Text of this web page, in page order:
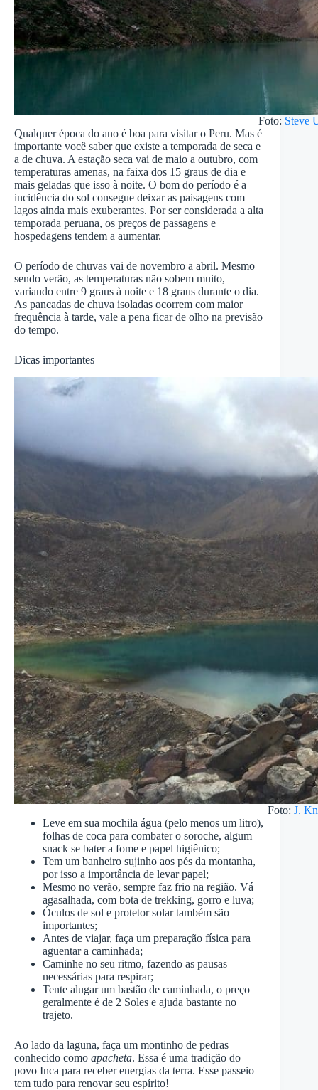
Foto: Steve
Qualquer época do ano é boa para visitar o Peru. Mas é
importante você saber que existe a temporada de seca e
a de chuva. A estação seca vai de maio a outubro, com
temperaturas amenas, na faixa dos 15 graus de dia e
mais geladas que isso à noite. O bom do período é a
incidência do sol consegue deixar as paisagens com
lagos ainda mais exuberantes. Por ser considerada a alta
temporada peruana, os preços de passagens e
hospedagens tendem a aumentar.
O período de chuvas vai de novembro a abril. Mesmo
sendo verão, as temperaturas não sobem muito,
variando entre 9 graus à noite e 18 graus durante o dia.
As pancadas de chuva isoladas ocorrem com maior
frequência à tarde, vale a pena ficar de olho na previsão
do tempo.
Dicas importantes
Foto: J.
Leve em sua mochila água (pelo menos um litro),
folhas de coca para combater o soroche, algum
snack se bater a fome e papel higiênico;
Tem um banheiro sujinho aos pés da montanha,
por isso a importância de levar papel;
Mesmo no verão, sempre faz frio na região. Vá
agasalhada, com bota de trekking, gorro e luva;
Óculos de sol e protetor solar também são
importantes;
Antes de viajar, faça um preparação física para
aguentar a caminhada;
Caminhe no seu ritmo, fazendo as pausas
necessárias para respirar;
Tente alugar um bastão de caminhada, o preço
geralmente é de 2 Soles e ajuda bastante no
trajeto.
Ao lado da laguna, faça um montinho de pedras
conhecido como apacheta. Essa é uma tradição do
povo Inca para receber energias da terra. Esse passeio
tem tudo para renovar seu espírito!